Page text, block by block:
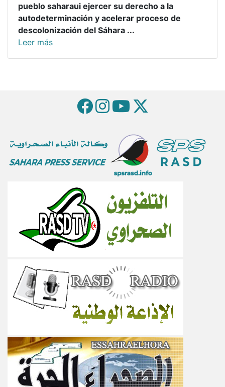
pueblo saharaui ejercer su derecho a la
autodeterminación y acelerar proceso de
descolonización del Sáhara ...
Leer más